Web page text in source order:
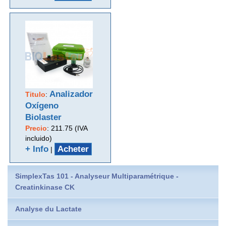
Titulo: Analizador
Oxígeno
Biolaster
Precio: 211.75 (IVA
incluido)
+ Info | Acheter
SimplexTas 101 - Analyseur Multiparamétrique -
Creatinkinase CK
Analyse du Lactate